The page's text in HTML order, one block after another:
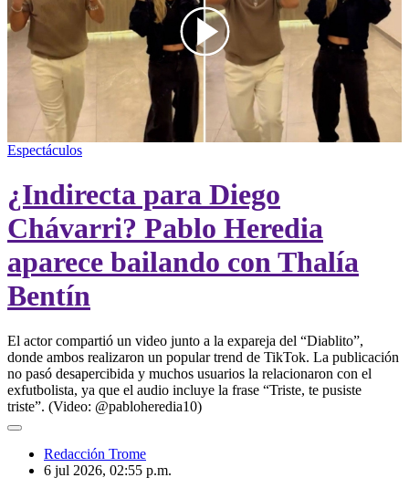
Espectáculos
¿Indirecta para Diego
Chávarri? Pablo Heredia
aparece bailando con Thalía
Bentín
El actor compartió un video junto a la expareja del “Diablito”,
donde ambos realizaron un popular trend de TikTok. La publicación
no pasó desapercibida y muchos usuarios la relacionaron con el
exfutbolista, ya que el audio incluye la frase “Triste, te pusiste
triste”. (Video: @pabloheredia10)
Redacción Trome
6 jul 2026, 02:55 p.m.